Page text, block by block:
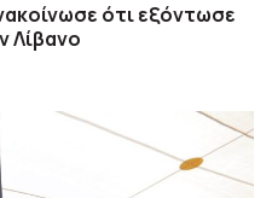
ότι εξόντωσε
Λίβανο